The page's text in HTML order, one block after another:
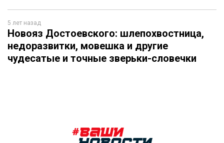
5 лет назад
Новояз Достоевского: шлепохвостница,
недоразвитки, мовешка и другие
чудесатые и точные зверьки-словечки